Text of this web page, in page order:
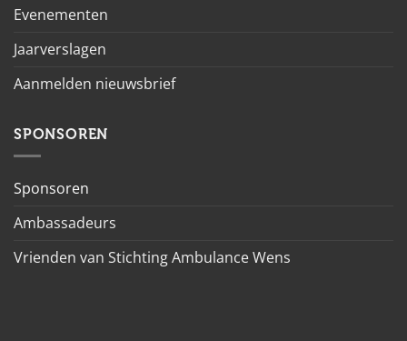
Evenementen
Jaarverslagen
Aanmelden nieuwsbrief
SPONSOREN
Sponsoren
Ambassadeurs
Vrienden van Stichting Ambulance Wens